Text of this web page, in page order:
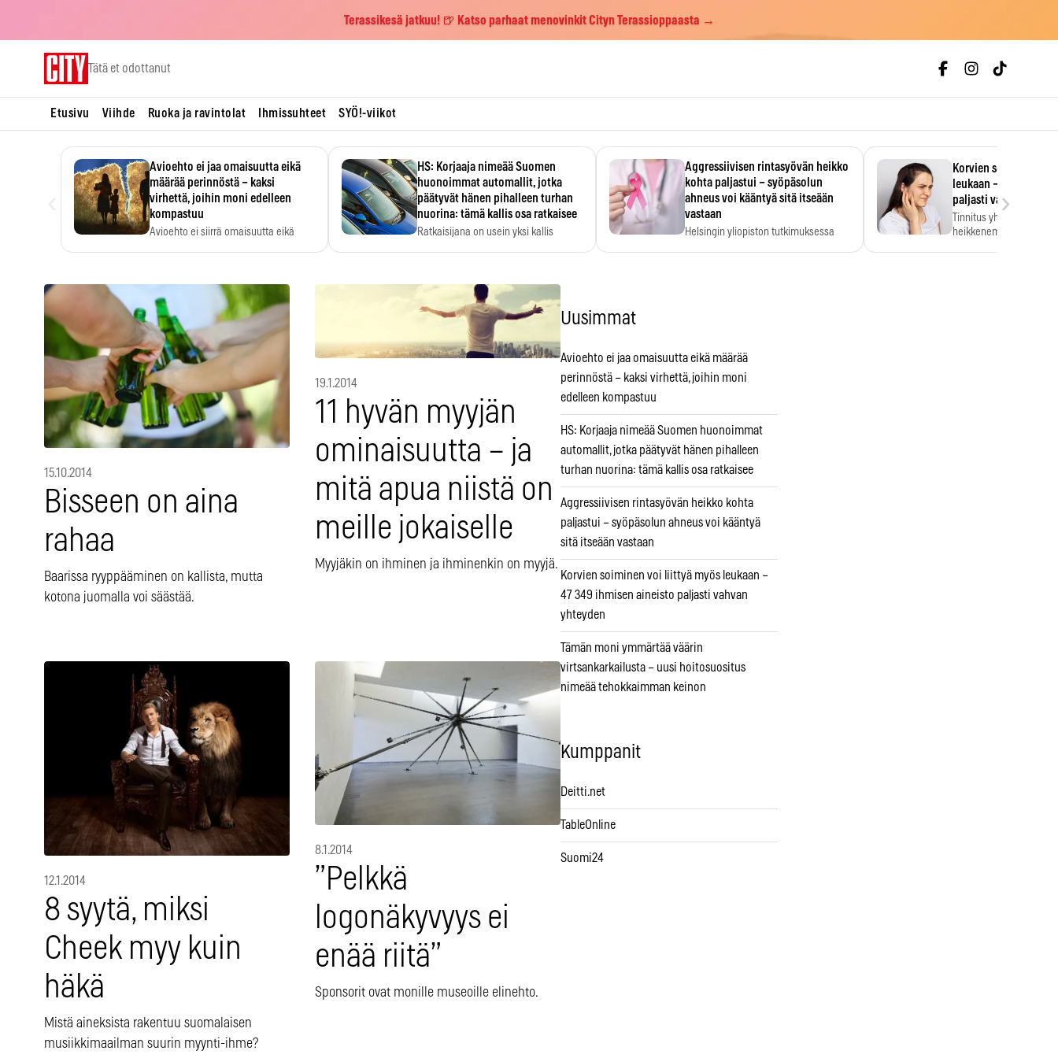
Terassikesä jatkuu! 🍺 Katso parhaat menovinkit Cityn Terassioppaasta →
Tätä et odottanut
Etusivu Viihde Ruoka ja ravintolat Ihmissuhteet SYÖ!-viikot
Avioehto ei jaa omaisuutta eikä
määrää perinnöstä – kaksi
virhettä, joihin moni edelleen
kompastuu
Avioehto ei siirrä omaisuutta eikä
HS: Korjaaja nimeää Suomen
huonoimmat automallit, jotka
päätyvät hänen pihalleen turhan
nuorina: tämä kallis osa ratkaisee
Ratkaisijana on usein yksi kallis
Aggressiivisen rintasyövän heikko
kohta paljastui – syöpäsolun
ahneus voi kääntyä sitä itseään
vastaan
Helsingin yliopiston tutkimuksessa
Korvien soiminen
leukaan – 47 349
paljasti vahvan
Tinnitus yhdistetään
heikkenemiseen.
›
15.10.2014
Bisseen on aina
rahaa
Baarissa ryyppääminen on kallista, mutta
kotona juomalla voi säästää.
19.1.2014
11 hyvän myyjän
ominaisuutta – ja
mitä apua niistä on
meille jokaiselle
Myyjäkin on ihminen ja ihminenkin on myyjä.
12.1.2014
8 syytä, miksi
Cheek myy kuin
häkä
Mistä aineksista rakentuu suomalaisen
musiikkimaailman suurin myynti-ihme?
8.1.2014
”Pelkkä
logonäkyvyys ei
enää riitä”
Sponsorit ovat monille museoille elinehto.
Uusimmat
Avioehto ei jaa omaisuutta eikä määrää
perinnöstä – kaksi virhettä, joihin moni
edelleen kompastuu
HS: Korjaaja nimeää Suomen huonoimmat
automallit, jotka päätyvät hänen pihalleen
turhan nuorina: tämä kallis osa ratkaisee
Aggressiivisen rintasyövän heikko kohta
paljastui – syöpäsolun ahneus voi kääntyä
sitä itseään vastaan
Korvien soiminen voi liittyä myös leukaan –
47 349 ihmisen aineisto paljasti vahvan
yhteyden
Tämän moni ymmärtää väärin
virtsankarkailusta – uusi hoitosuositus
nimeää tehokkaimman keinon
Kumppanit
Deitti.net
TableOnline
Suomi24